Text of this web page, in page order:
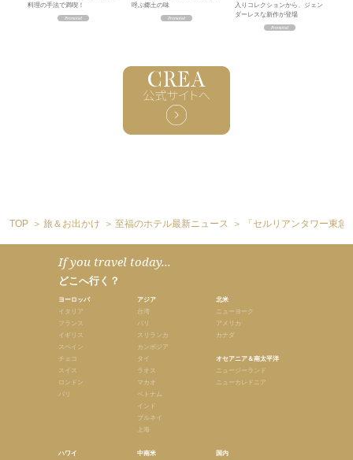
料理の手法で満喫！
呼ぶ郷土の味
入りコレクションから、ジェン
ダーレスな新作が登場
TOP 旅＆お出かけ 至福のホテル最新ニュース 「セルリアンタワー東
If you travel today...
どこへ行く？
ヨーロッパ
イタリア
フランス
イギリス
スペイン
チェコ
スイス
ロンドン
パリ
ハワイ
アジア
台湾
バリ
スリランカ
カンボジア
タイ
ラオス
マカオ
ベトナム
インド
ブルネイ
上海
中南米
北米
ニューヨーク
アメリカ
カナダ
オセアニア＆南太平洋
ニュージーランド
ニューカレドニア
国内